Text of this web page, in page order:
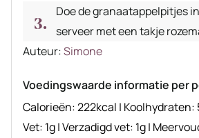
Doe de granaatappelpitjes
serveer met een takje
Auteur
Auteur:Simone
Voedingswaarde informatie per
Calorieën:222kcal | Koolhydraten:
Vet: 1g|Verzadigd vet: 1g|